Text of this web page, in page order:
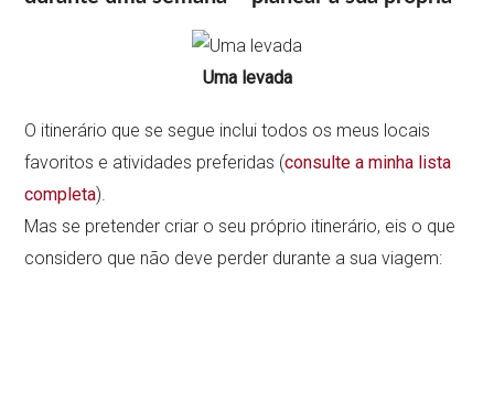
Uma levada
O itinerário que se segue inclui todos os meus locais
favoritos e atividades preferidas (consulte a minha lista
completa).
Mas se pretender criar o seu próprio itinerário, eis o que
considero que não deve perder durante a sua viagem: